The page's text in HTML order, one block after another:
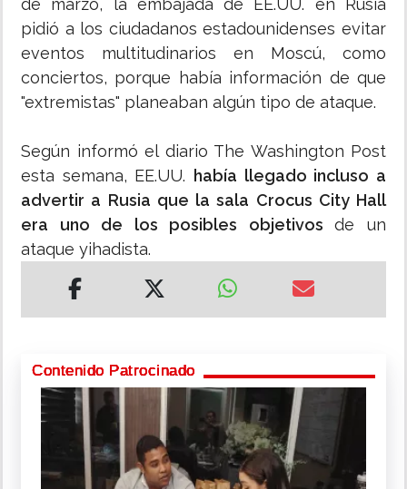
de marzo, la embajada de EE.UU. en Rusia
pidió a los ciudadanos estadounidenses evitar
eventos multitudinarios en Moscú, como
conciertos, porque había información de que
"extremistas" planeaban algún tipo de ataque.
Según informó el diario The Washington Post
esta semana, EE.UU.
había llegado incluso a
advertir a Rusia que la sala Crocus City Hall
era uno de los posibles objetivosde un
ataque yihadista.
Contenido Patrocinado